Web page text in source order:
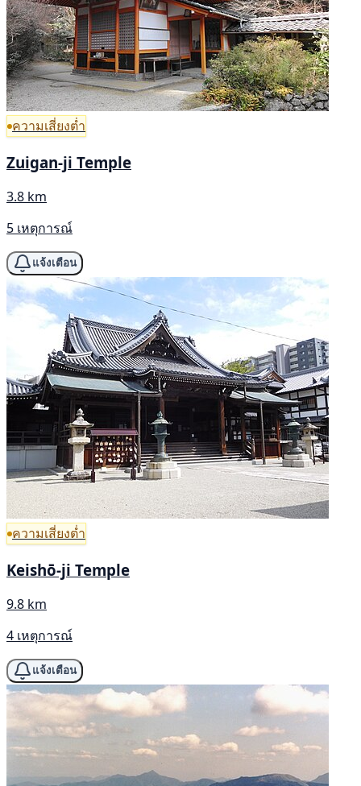
ความเสี่ยงต่ำ
Zuigan-ji Temple
3.8 km
5 เหตุการณ์
แจ้งเตือน
ความเสี่ยงต่ำ
Keishō-ji Temple
9.8 km
4 เหตุการณ์
แจ้งเตือน